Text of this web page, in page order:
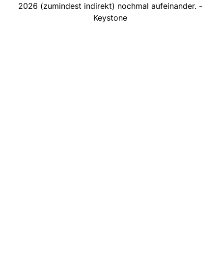
2026 (zumindest indirekt) nochmal aufeinander. -
Keystone